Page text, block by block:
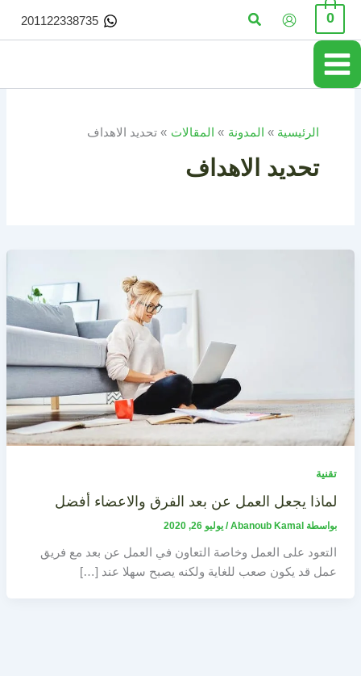
تخطي
المحتوى
0 البحث 201122338735
الرئيسية المدونة المقالات تحديد الاهداف
تحديد الاهداف
تقنية
لماذا يجعل العمل عن بعد الفرق والاعضاء أفضل
بواسطة Abanoub Kamal
/ يوليو 26, 2020
التعود على العمل وخاصة التعاون في العمل عن بعد مع فريق
عمل قد يكون صعب للغاية ولكنه يصبح سهلا عند […]